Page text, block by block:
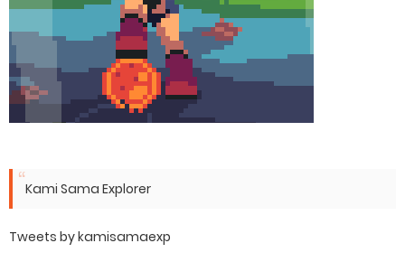
Kami Sama Explorer
Tweets by kamisamaexp